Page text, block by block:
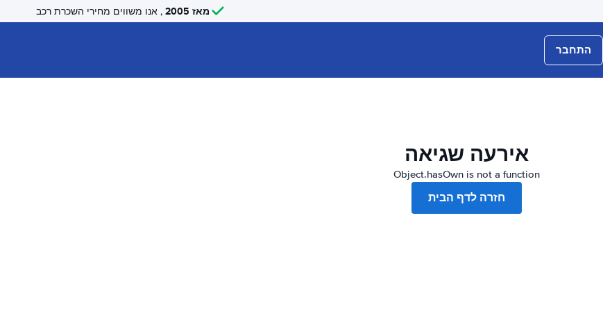
מאז 2005 , אנו משווים מחירי השכרת רכב
התחבר
אירעה שגיאה
Object.hasOwn is not a function
חזרה לדף הבית